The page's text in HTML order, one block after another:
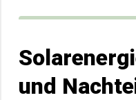
und